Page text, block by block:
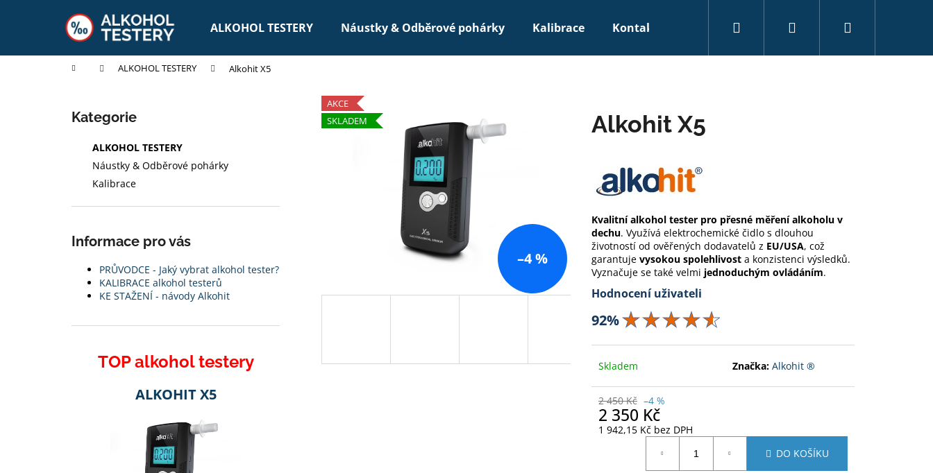
ALKOHOL TESTERY Náustky & Odběrové pohárky Kalibrace Kontakty Přihlášení
Domů ALKOHOL TESTERY Alkohit X5
Přeskočit
kategorie
Kategorie
ALKOHOL TESTERY
Náustky & Odběrové pohárky
Kalibrace
Informace pro vás
PRŮVODCE - Jaký vybrat alkohol tester?
KALIBRACE alkohol testerů
KE STAŽENÍ - návody Alkohit
TOP alkohol testery
ALKOHIT X5
Alkohit X5
Kvalitní alkohol tester pro přesné měření alkoholu v
dechu. Využívá elektrochemické čidlo s dlouhou
životností od ověřených dodavatelů z EU/USA, což
garantuje vysokou spolehlivost a konzistenci výsledků.
Vyznačuje se také velmi jednoduchým ovládáním.
Hodnocení uživateli
92%
Skladem Značka:Alkohit ®
2 450 Kč –4 %
2 350 Kč
1 942,15 Kč bez DPH
DO KOŠÍKU
AKCE
SKLADEM
–4 %
í
Zpět
do
Zpět
do
HLEDAT